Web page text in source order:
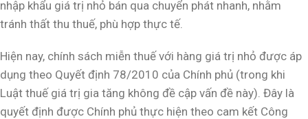
nhập khẩu giá trị nhỏ bán qua chuyển phát nhanh, nhằm
tránh thất thu thuế, phù hợp thực tế.
Hiện nay, chính sách miễn thuế với hàng giá trị nhỏ được áp
dụng theo Quyết định 78/2010 của Chính phủ (trong khi
Luật thuế giá trị gia tăng không đề cập vấn đề này). Đây là
quyết định được Chính phủ thực hiện theo cam kết Công